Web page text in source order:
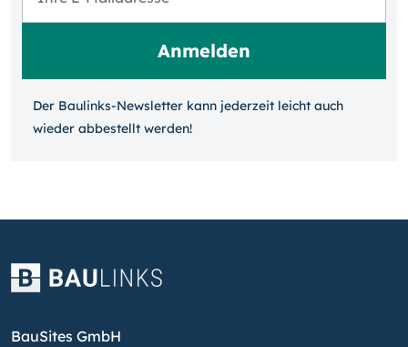
Der Baulinks-Newsletter kann jeder­zeit leicht auch
wieder ab­bestellt werden!
BauSites GmbH